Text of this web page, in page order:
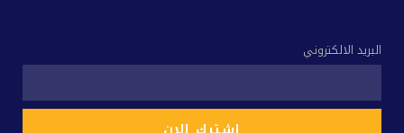
البريد الالكتروني